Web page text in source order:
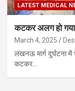
LATEST MEDICAL
कटकर अलग हो गया
March 4, 2025
लखनऊ मार्ग दुर्घटना
कटकर…